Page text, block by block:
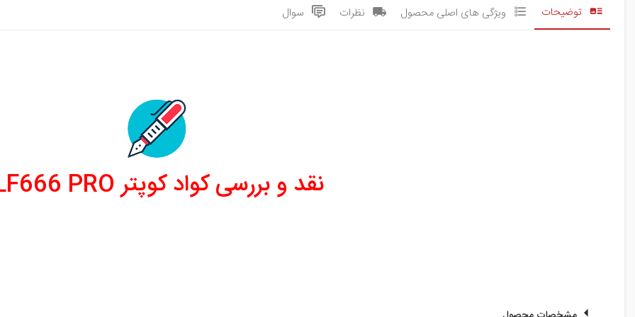
توضیحات ویژگی های اصلی محصول نظرات سوال
نقد و بررسی کواد کوپتر LF666 PRO